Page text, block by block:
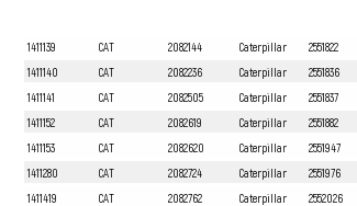
1411139 CAT 2082144 Caterpillar 2551822
1411140
CAT 2082236 Caterpillar 2551836
1411141
CAT 2082505 Caterpillar 2551837
1411152
CAT 2082619 Caterpillar 2551882
1411153
CAT 2082620 Caterpillar 2551947
1411280
CAT 2082724 Caterpillar 2551976
1411419
CAT 2082762 Caterpillar 2552026